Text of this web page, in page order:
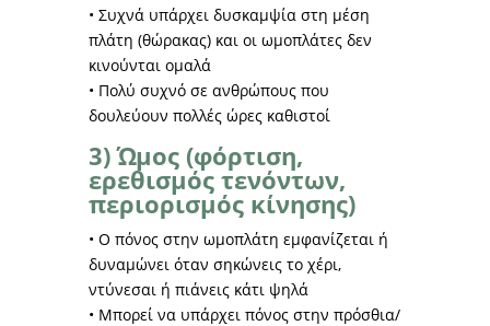
• Συχνά υπάρχει δυσκαμψία στη μέση
πλάτη (θώρακας) και οι ωμοπλάτες δεν
κινούνται ομαλά
• Πολύ συχνό σε ανθρώπους που
δουλεύουν πολλές ώρες καθιστοί
3) Ώμος (φόρτιση,
ερεθισμός τενόντων,
περιορισμός κίνησης)
• Ο πόνος στην ωμοπλάτη εμφανίζεται ή
δυναμώνει όταν σηκώνεις το χέρι,
ντύνεσαι ή πιάνεις κάτι ψηλά
• Μπορεί να υπάρχει πόνος στην πρόσθια/